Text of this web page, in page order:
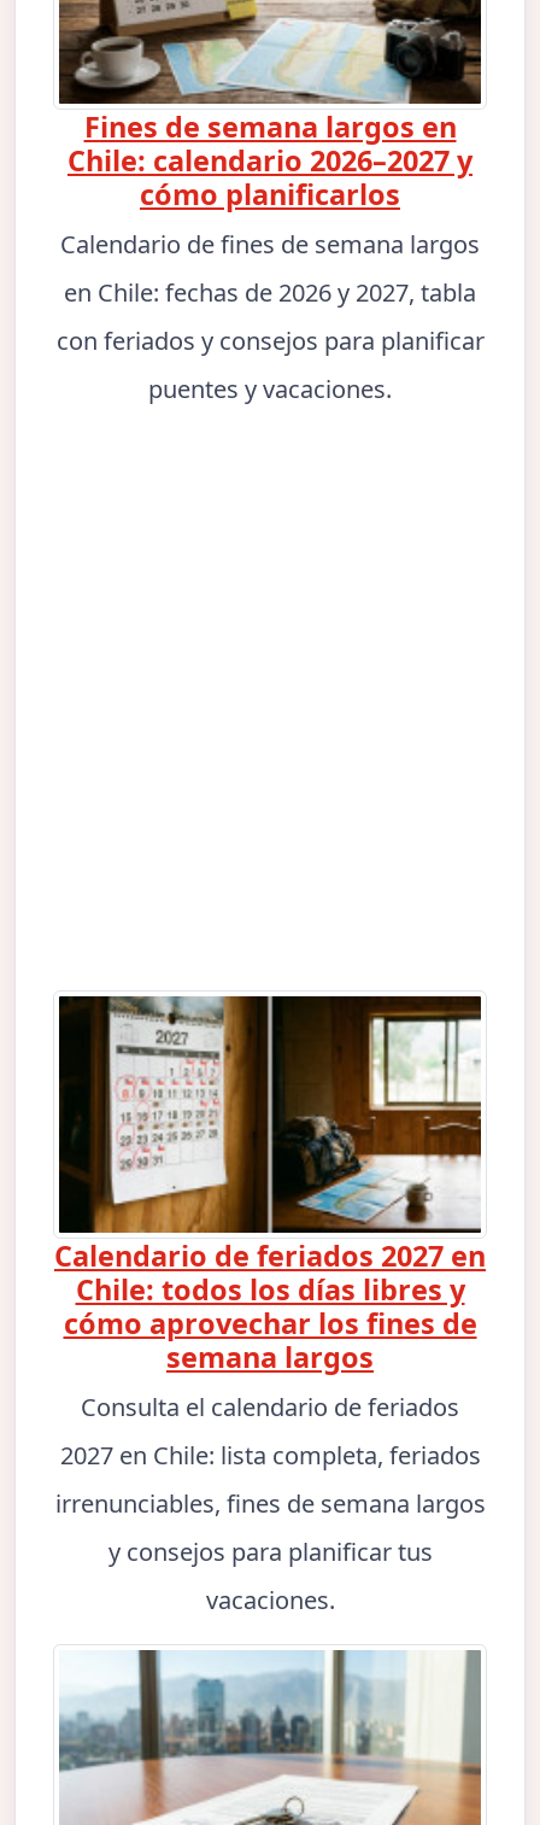
Fines de semana largos en
Chile: calendario 2026–2027 y
cómo planificarlos
Calendario de fines de semana largos
en Chile: fechas de 2026 y 2027, tabla
con feriados y consejos para planificar
puentes y vacaciones.
Calendario de feriados 2027 en
Chile: todos los días libres y
cómo aprovechar los fines de
semana largos
Consulta el calendario de feriados
2027 en Chile: lista completa, feriados
irrenunciables, fines de semana largos
y consejos para planificar tus
vacaciones.